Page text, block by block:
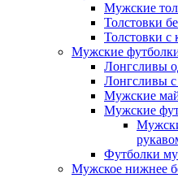
Мужские
Толстовки
Толстовки
Мужские
Лонгсливы
Лонгсливы
Мужские
Мужские
Футболки
Мужское нижнее